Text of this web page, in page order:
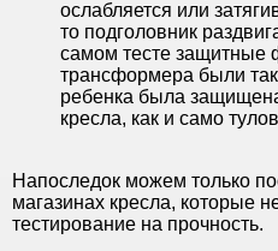
ослабляется или
то подголовник
самом тесте защитные
трансформера были
ребенка была
кресла, как и само
Напоследок можем только
магазинах кресла, которые
тестирование на прочность.